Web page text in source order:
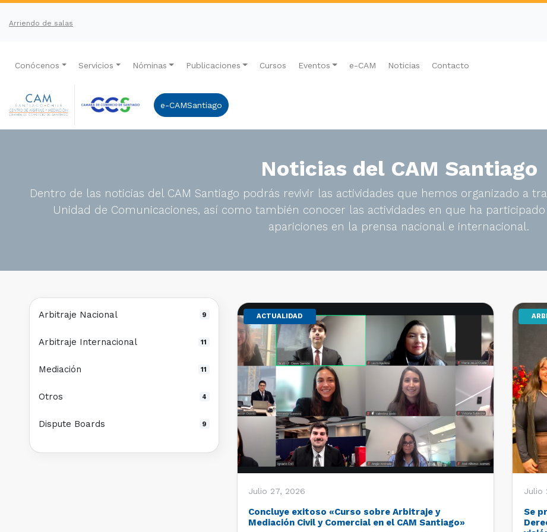
Arriendo de salas
Conócenos Servicios Nóminas Publicaciones Cursos Eventos e-CAM Noticias Contacto
e-CAMSantiago
Noticias del CAM Santiago
Dentro de las noticias del CAM Santiago podrás revivir las actividades que hemos organizado a
Unidad de Comunicaciones, así como también conocer las actividades en que ha
apariciones en la prensa nacional e internacional.
ACTUALIDAD
Julio 27, 2026
Concluye exitoso «Curso sobre Arbitraje y
Mediación Civil y Comercial en el CAM Santiago»
Julio
Se
Arbitraje Nacional 9
Arbitraje Internacional 11
Mediación 11
Otros 4
Dispute Boards 9